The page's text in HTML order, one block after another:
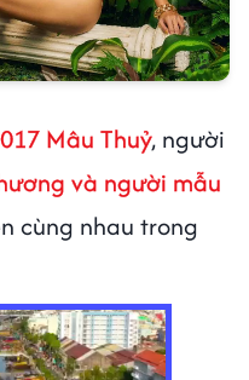
Mâu Thuỷ, người
và người mẫu
cùng nhau trong